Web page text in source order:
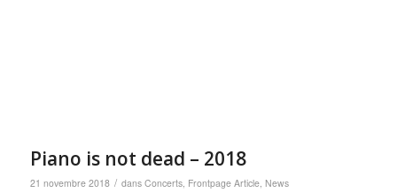
Piano is not dead – 2018
21 novembre 2018 / dans Concerts, Frontpage Article, News